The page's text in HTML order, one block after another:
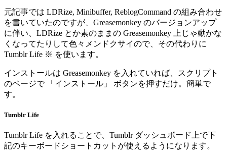
元記事では LDRize, Minibuffer, ReblogCommand の組み合わせ
を書いていたのですが、Greasemonkey のバージョンアップ
に伴い、LDRize とか素のままの Greasemonkey 上じゃ動かな
くなってたりして色々メンドクサイので、その代わりに
Tumblr Life ※ を使います。
インストールは Greasemonkey を入れていれば、スクリプト
のページで 「インストール」 ボタンを押すだけ。簡単で
す。
Tumblr Life
Tumblr Life を入れることで、Tumblr ダッシュボード上で下
記のキーボードショートカットが使えるようになります。